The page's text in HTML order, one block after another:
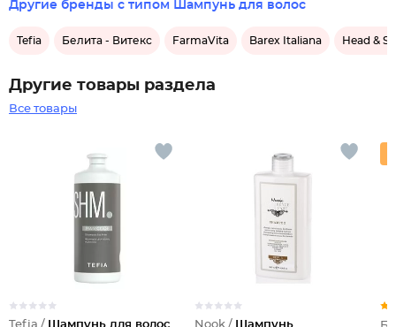
Другие бренды с типом Шампунь для волос
Tefia Белита - Витекс FarmaVita Barex Italiana Head &
Другие товары раздела
Все товары